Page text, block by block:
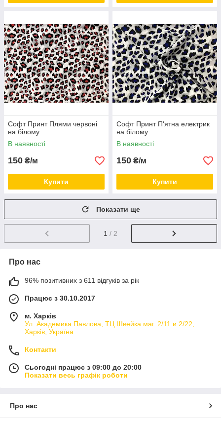
Софт Принт Плями червоні
на білому
В наявності
150 ₴/м
Купити
Софт Принт П'ятна електрик
на білому
В наявності
150 ₴/м
Купити
Показати ще
1 / 2
Про нас
96% позитивних з 611 відгуків за рік
Працює з 30.10.2017
м. Харків
Ул. Академика Павлова, ТЦ Швейка маг. 2/11 и 2/22,
Харків, Україна
Контакти
Сьогодні працює з 09:00 до 20:00
Показати весь графік роботи
Про нас